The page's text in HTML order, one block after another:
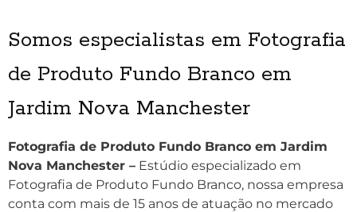
Somos especialistas em Fotografia
de Produto Fundo Branco em
Jardim Nova Manchester
Fotografia de Produto Fundo Branco em Jardim
Nova Manchester – Estúdio especializado em
Fotografia de Produto Fundo Branco, nossa empresa
conta com mais de 15 anos de atuação no mercado